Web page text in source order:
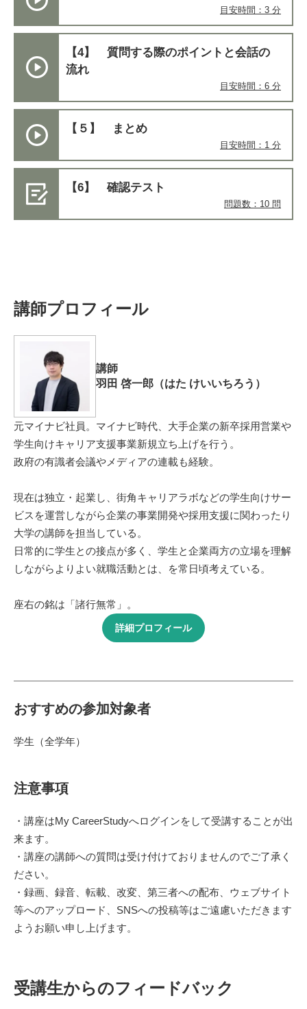
目安時間：3 分
【4】 質問する際のポイントと会話の
流れ​
目安時間：6 分
【５】 まとめ
目安時間：1 分
【6】 確認テスト
問題数：10 問
講師プロフィール
講師
羽田 啓一郎（はた けいいちろう）
元マイナビ社員。マイナビ時代、大手企業の新卒採用営業や
学生向けキャリア支援事業新規立ち上げを行う。
政府の有識者会議やメディアの連載も経験。
現在は独立・起業し、街角キャリアラボなどの学生向けサー
ビスを運営しながら企業の事業開発や採用支援に関わったり
大学の講師を担当している。
日常的に学生との接点が多く、学生と企業両方の立場を理解
しながらよりよい就職活動とは、を常日頃考えている。
座右の銘は「諸行無常」。
詳細プロフィール
おすすめの参加対象者
学生（全学年）
注意事項
・講座はMy CareerStudyへログインをして受講することが出
来ます。
・講座の講師への質問は受け付けておりませんのでご了承く
ださい。
・録画、録音、転載、改変、第三者への配布、ウェブサイト
等へのアップロード、SNSへの投稿等はご遠慮いただきます
ようお願い申し上げます。
受講生からのフィードバック